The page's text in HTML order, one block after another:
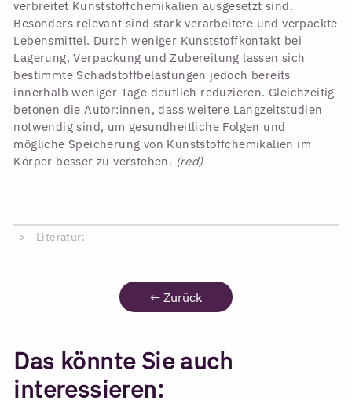
verbreitet Kunststoffchemikalien ausgesetzt sind.
Besonders relevant sind stark verarbeitete und verpackte
Lebensmittel. Durch weniger Kunststoffkontakt bei
Lagerung, Verpackung und Zubereitung lassen sich
bestimmte Schadstoffbelastungen jedoch bereits
innerhalb weniger Tage deutlich reduzieren. Gleichzeitig
betonen die Autor:innen, dass weitere Langzeitstudien
notwendig sind, um gesundheitliche Folgen und
mögliche Speicherung von Kunststoffchemikalien im
Körper besser zu verstehen. (red)
Literatur:
← Zurück
Das könnte Sie auch
interessieren: